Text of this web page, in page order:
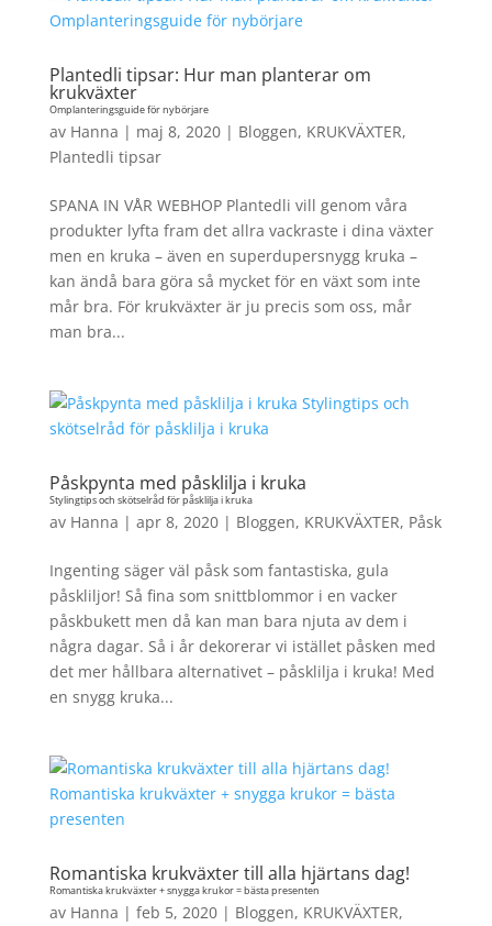
Plantedli tipsar: Hur man planterar om
krukväxter
Omplanteringsguide för nybörjare
av Hanna | maj 8, 2020| Bloggen, KRUKVÄXTER,
Plantedli tipsar
SPANA IN VÅR WEBHOP Plantedli vill genom våra
produkter lyfta fram det allra vackraste i dina växter
men en kruka – även en superdupersnygg kruka –
kan ändå bara göra så mycket för en växt som inte
mår bra. För krukväxter är ju precis som oss, mår
man bra...
Påskpynta med påsklilja i kruka
Stylingtips och skötselråd för påsklilja i kruka
av Hanna | apr 8, 2020| Bloggen, KRUKVÄXTER, Påsk
Ingenting säger väl påsk som fantastiska, gula
påskliljor! Så fina som snittblommor i en vacker
påskbukett men då kan man bara njuta av dem i
några dagar. Så i år dekorerar vi istället påsken med
det mer hållbara alternativet – påsklilja i kruka! Med
en snygg kruka...
Romantiska krukväxter till alla hjärtans dag!
Romantiska krukväxter + snygga krukor = bästa presenten
av Hanna | feb 5, 2020| Bloggen, KRUKVÄXTER,